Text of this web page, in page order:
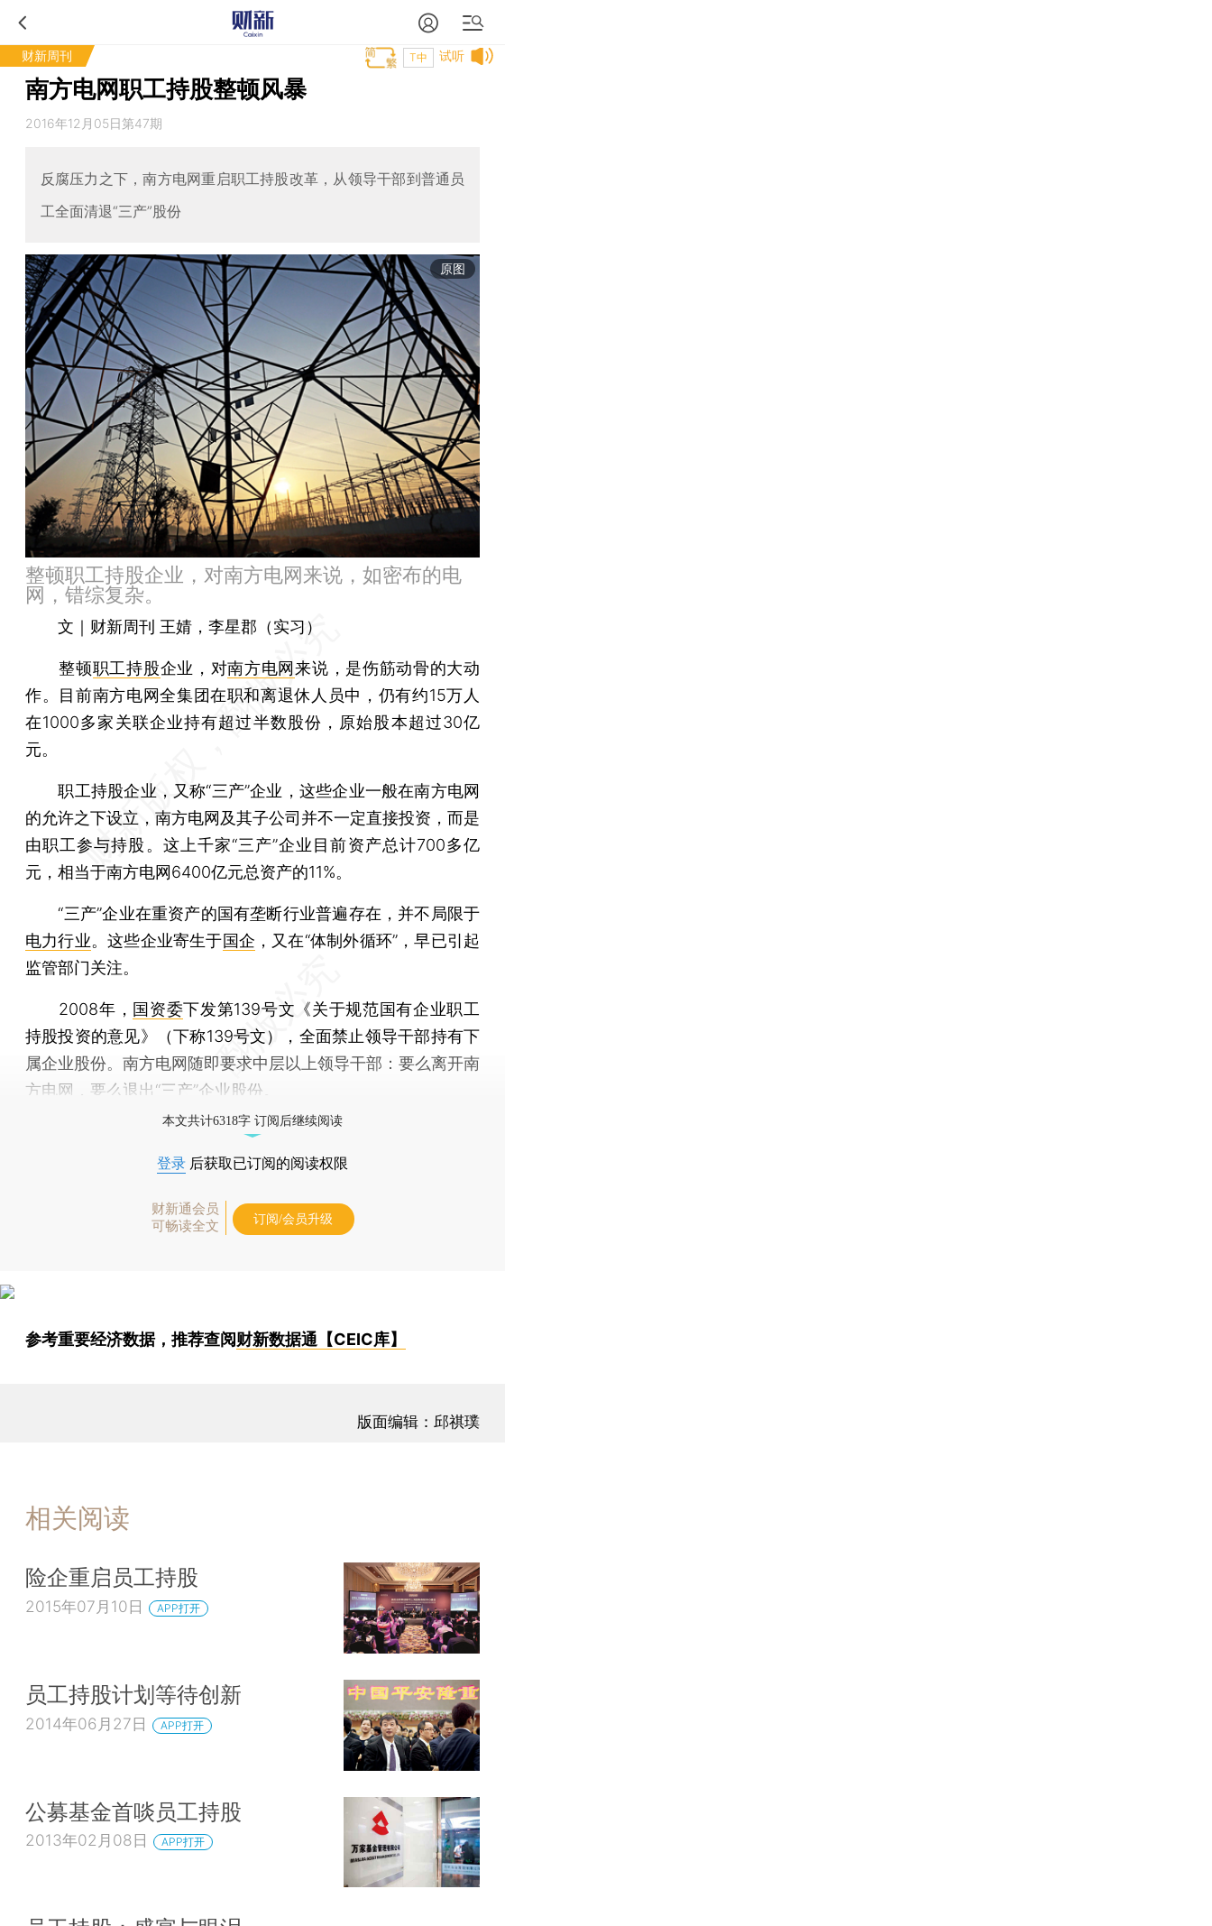
财新周刊 试听
T中
南方电网职工持股整顿风暴
2016年12月05日第47期
反腐压力之下，南方电网重启职工持股改革，从领导干部到普通员
工全面清退“三产”股份
原图
整顿职工持股企业，对南方电网来说，如密布的电
网，错综复杂。
文｜财新周刊 王婧，李星郡（实习）
整顿职工持股企业，对南方电网来说，是伤筋动骨的大动
作。目前南方电网全集团在职和离退休人员中，仍有约15万人
在1000多家关联企业持有超过半数股份，原始股本超过30亿
元。
职工持股企业，又称“三产”企业，这些企业一般在南方电网
的允许之下设立，南方电网及其子公司并不一定直接投资，而是
由职工参与持股。这上千家“三产”企业目前资产总计700多亿
元，相当于南方电网6400亿元总资产的11%。
“三产”企业在重资产的国有垄断行业普遍存在，并不局限于
电力行业。这些企业寄生于国企 ，又在“体制外循环”，早已引起
监管部门关注。
2008年， 国资委下发第139号文《关于规范国有企业职工
持股投资的意见》（下称139号文），全面禁止领导干部持有下
属企业股份。南方电网随即要求中层以上领导干部：要么离开南
方电网，要么退出“三产”企业股份。
本文共计6318字 订阅后继续阅读
登录 后获取已订阅的阅读权限
财新通会员
可畅读全文
订阅/会员升级
参考重要经济数据，推荐查阅财新数据通【CEIC库】
版面编辑：邱祺璞
相关阅读
险企重启员工持股
2015年07月10日 APP打开
员工持股计划等待创新
2014年06月27日 APP打开
公募基金首啖员工持股
2013年02月08日 APP打开